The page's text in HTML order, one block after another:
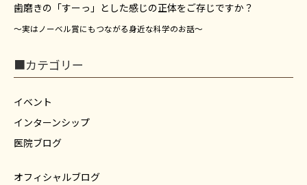
歯磨きの「すーっ」とした感じの正体をご存じですか？
～実はノーベル賞にもつながる身近な科学のお話～
■カテゴリー
イベント
インターンシップ
医院ブログ
オフィシャルブログ